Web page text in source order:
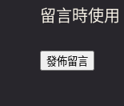
留言時使用